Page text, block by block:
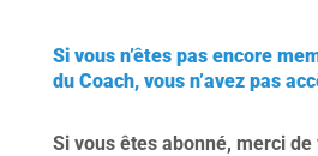
Si vous n’êtes pas encore
du Coach, vous n’avez pas
Si vous êtes abonné, merci